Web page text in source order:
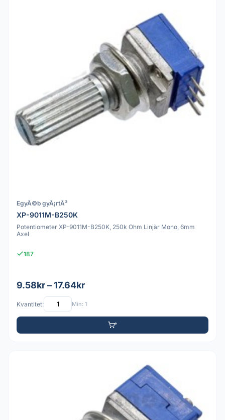
EgyÃ©b gyÃ¡rtÃ³
XP-9011M-B250K
Potentiometer XP-9011M-B250K, 250k Ohm Linjär Mono, 6mm
Axel
187
9.58kr – 17.64kr
Kvantitet: Min: 1